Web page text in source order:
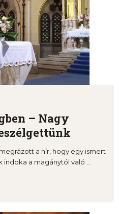
– Nagy
a hír, hogy egy ismert
a magánytól való ...